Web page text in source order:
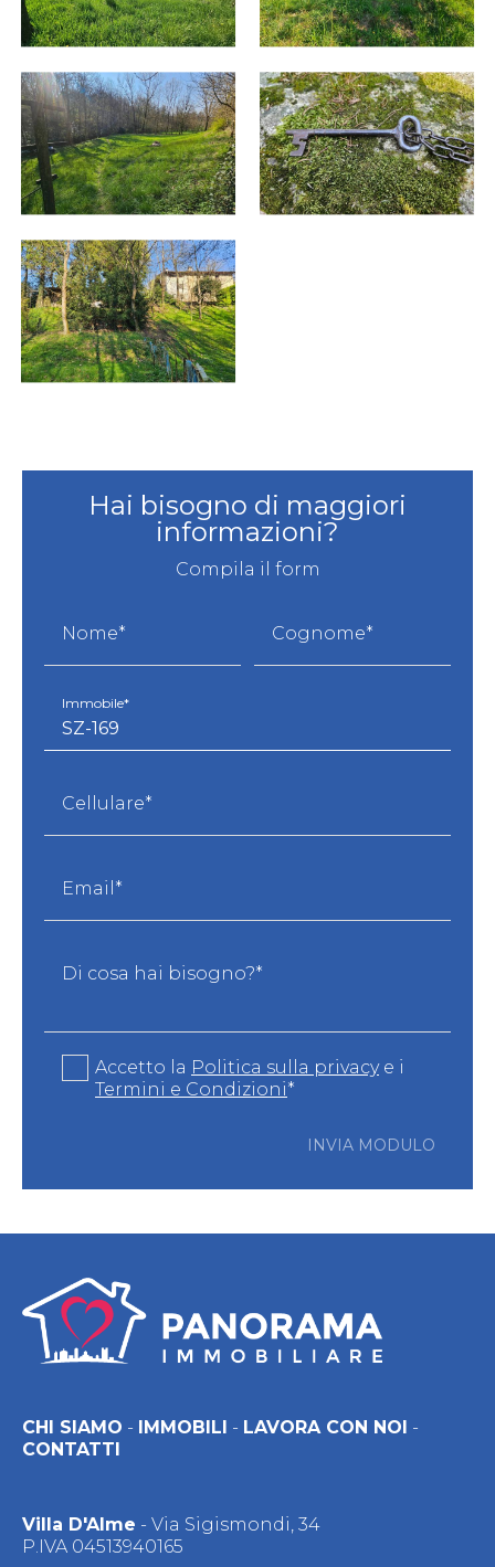
Hai bisogno di maggiori
informazioni?
Compila il form
Nome* Cognome*
Immobile*
Cellulare*
Email*
Di cosa hai bisogno?*
Accetto la Politica sulla privacye i
Termini e Condizioni*
INVIA MODULO
CHI SIAMO - IMMOBILI - LAVORA CON NOI -
CONTATTI
Villa D'Alme - Via Sigismondi, 34
P.IVA 04513940165